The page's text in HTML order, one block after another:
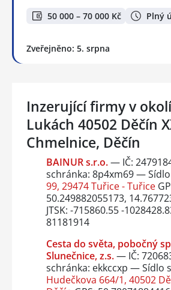
50 000 – 70 000 Kč Plný
Zveřejněno: 5. srpna
Inzerující firmy v
Lukách 40502 Děčín
Chmelnice, Děčín
BAINUR s.r.o.— IČ:
schránka: 8p4xm69 —
99, 29474 Tuřice - Tuřice
50.249882055173,
JTSK: -715860.55 -
81181914
Cesta do světa, pobočný
Slunečnice, z.s.— IČ:
schránka: ekkccxp — Sídlo
Hudečkova 664/1, 40502